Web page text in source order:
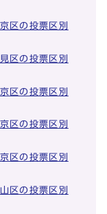
区の投票区別
区の投票区別
区の投票区別
区の投票区別
区の投票区別
区の投票区別